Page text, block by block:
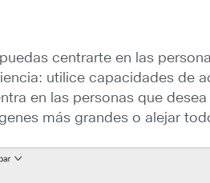
centrarte en las
utilice capacidades de
en las personas que
más grandes o alejar